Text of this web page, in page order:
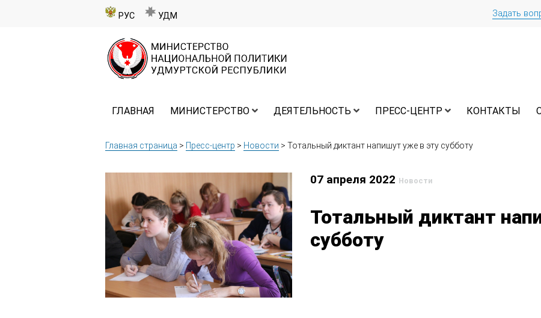
РУС УДМ Задать
ГЛАВНАЯ МИНИСТЕРСТВО ДЕЯТЕЛЬНОСТЬ ПРЕСС-ЦЕНТР КОНТАКТЫ
Главная страница > Пресс-центр > Новости > Тотальный диктант напишут уже в эту субботу
07 апреля 2022 Новости
Тотальный диктант
субботу